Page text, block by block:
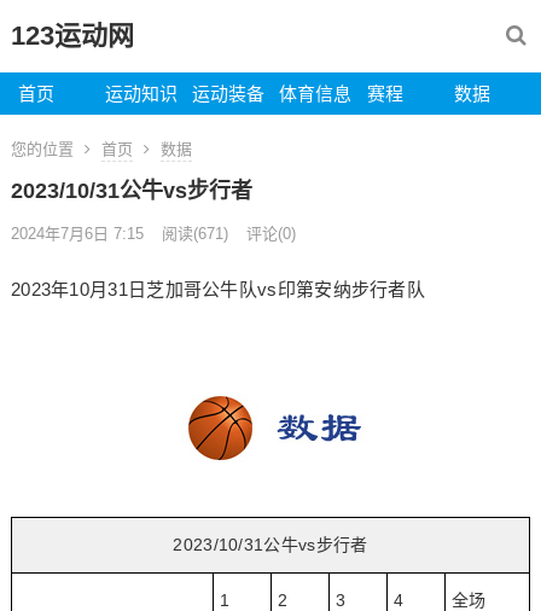
123运动网
首页 运动知识 运动装备 体育信息 赛程 数据
您的位置 首页 数据
2023/10/31公牛vs步行者
2024年7月6日 7:15 阅读(671) 评论(0)
2023年10月31日芝加哥公牛队vs印第安纳步行者队
2023/10/31公牛vs步行者
1 2 3 4 全场